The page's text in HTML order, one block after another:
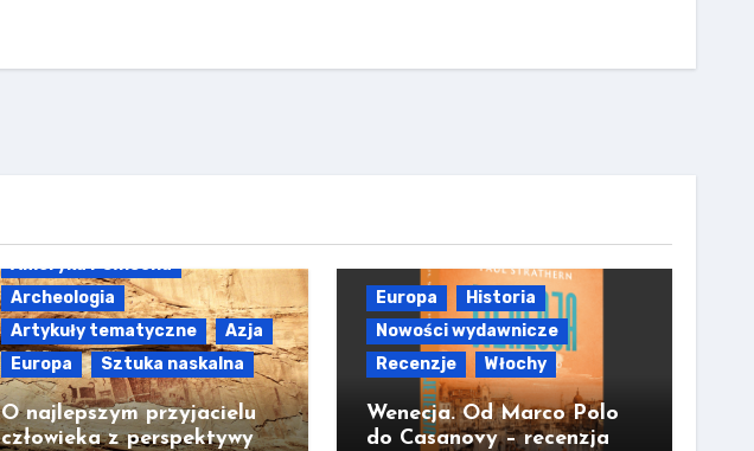
Ameryka Północna
Archeologia
Artykuły tematyczne
Azja
Europa
Sztuka naskalna
O najlepszym przyjacielu
człowieka z perspektywy
Europa
Historia
Nowości wydawnicze
Recenzje
Włochy
Wenecja. Od Marco Polo
do Casanovy – recenzja